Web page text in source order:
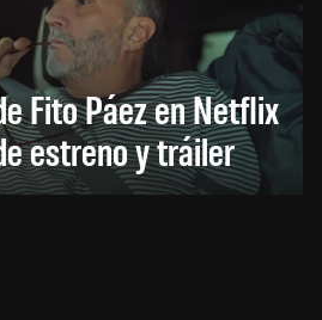
Fito Páez en Netflix
estreno y tráiler